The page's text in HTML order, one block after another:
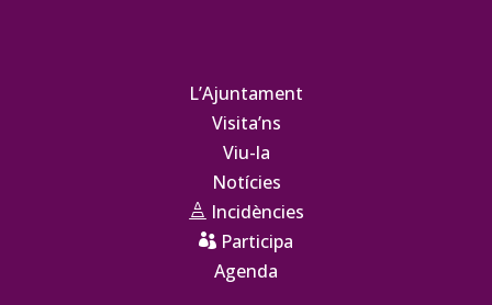
L’Ajuntament
Visita’ns
Viu-la
Notícies
 Incidències
 Participa
Agenda